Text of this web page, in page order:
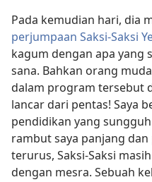
Pada kemudian hari, dia
perjumpaan Saksi-Saksi
kagum dengan apa yang
sana. Bahkan orang
dalam program tersebut
lancar dari pentas! Saya
pendidikan yang
rambut saya panjang
terurus, Saksi-Saksi
dengan mesra. Sebuah